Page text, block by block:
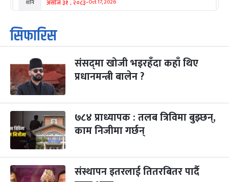
शनि असोज ३१ , २०८३ Oct 17, 2026
१
आइत
कार्तिक सङ्क्रान्ति
कार्तिक १, २०८३
३
मंगल
महानवमी
कार्तिक ३, २०८३-Oct 20, 2026
२ महिना बाँकी
४
बुध कार्तिक ४, २०८३
५
बिहि
पापा‌ङ्कुशा एकादशी व्रत
कार्तिक ५, २०८३
२२ कुकुर तिहार ३ महिना बाँकी
सिफारिस
संसद्‌मा खोजी भइरहँदा कहाँ थिए
प्रधानमन्त्री बालेन ?
७८४ प्राध्यापक : तलब त्रिविमा बुझ्छन्,
काम निजीमा गर्छन्
संस्थापन इतरलाई तितरबितर पार्दै